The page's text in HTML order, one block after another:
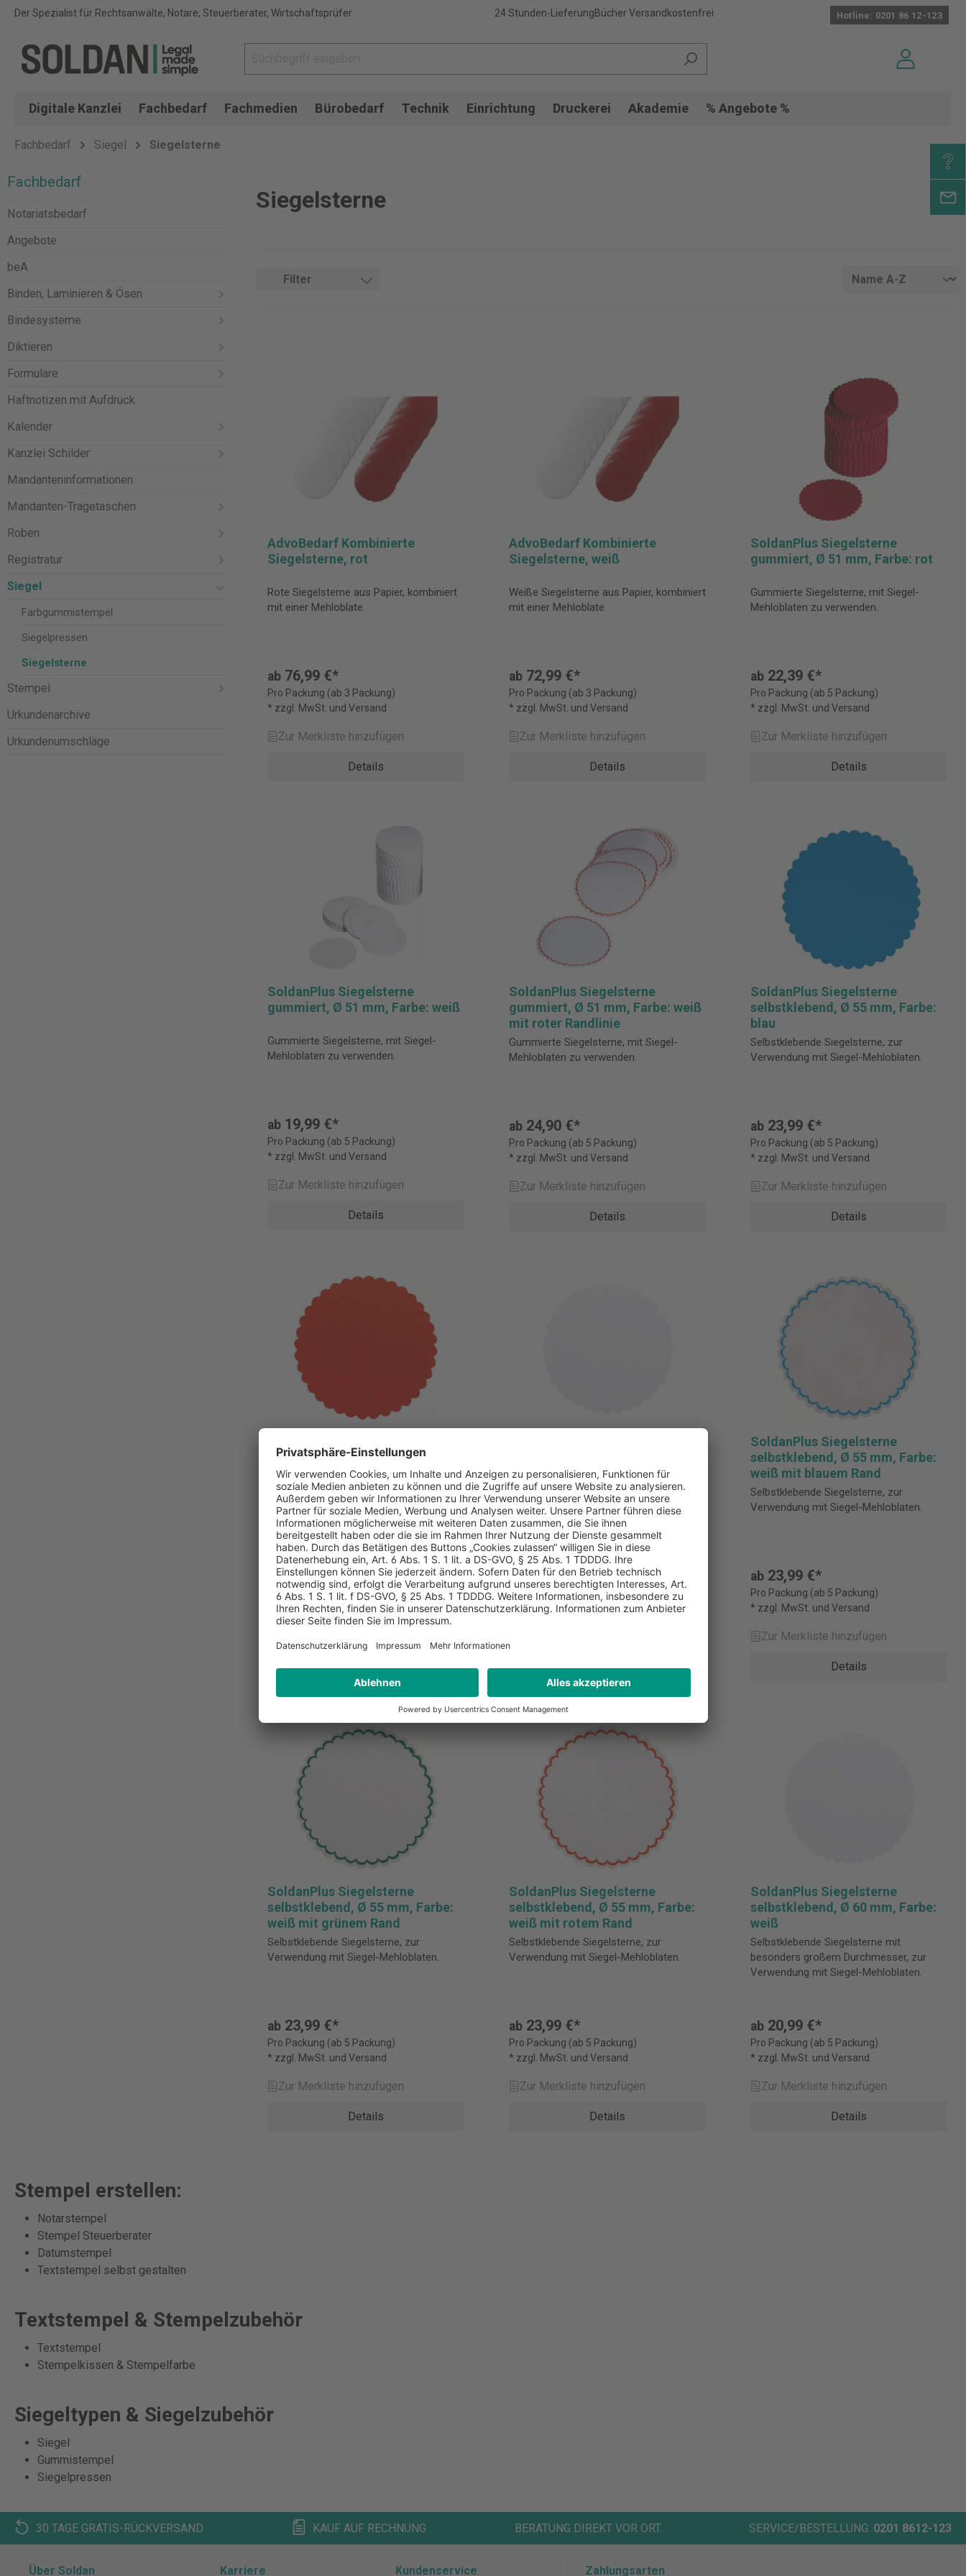
Der Spezialist für Rechtsanwälte, Notare, Steuerberater, Wirtschaftsprüfer 24 Stunden-LieferungBücher Versandkostenfrei Hotline: 0201 86 12-123
Digitale Kanzlei Fachbedarf Fachmedien Bürobedarf Technik Einrichtung Druckerei Akademie % Angebote %
Fachbedarf Siegel Siegelsterne
Fachbedarf
Notariatsbedarf
Angebote
beA
Binden, Laminieren & Ösen
Bindesysteme
Diktieren
Formulare
Haftnotizen mit Aufdruck
Kalender
Kanzlei Schilder
Mandanteninformationen
Mandanten-Tragetaschen
Roben
Registratur
Siegel
Farbgummistempel
Siegelpressen
Siegelsterne
Stempel
Urkundenarchive
Urkundenumschläge
Siegelsterne
Filter
AdvoBedarf Kombinierte
Siegelsterne, rot
Rote Siegelsterne aus Papier, kombiniert
mit einer Mehloblate.
ab 76,99 €*
Pro Packung (ab 3 Packung)
* zzgl. MwSt. und Versand
Zur Merkliste hinzufügen
Details
AdvoBedarf Kombinierte
Siegelsterne, weiß
Weiße Siegelsterne aus Papier, kombiniert
mit einer Mehloblate.
ab 72,99 €*
Pro Packung (ab 3 Packung)
* zzgl. MwSt. und Versand
Zur Merkliste hinzufügen
Details
SoldanPlus Siegelsterne
gummiert, Ø 51 mm, Farbe: rot
Gummierte Siegelsterne, mit Siegel-
Mehloblaten zu verwenden.
ab 22,39 €*
Pro Packung (ab 5 Packung)
* zzgl. MwSt. und Versand
Zur Merkliste hinzufügen
Details
SoldanPlus Siegelsterne
gummiert, Ø 51 mm, Farbe: weiß
Gummierte Siegelsterne, mit Siegel-
Mehloblaten zu verwenden.
ab 19,99 €*
Pro Packung (ab 5 Packung)
* zzgl. MwSt. und Versand
Zur Merkliste hinzufügen
Details
SoldanPlus Siegelsterne
gummiert, Ø 51 mm, Farbe: weiß
mit roter Randlinie
Gummierte Siegelsterne, mit Siegel-
Mehloblaten zu verwenden.
ab 24,90 €*
Pro Packung (ab 5 Packung)
* zzgl. MwSt. und Versand
Zur Merkliste hinzufügen
Details
SoldanPlus Siegelsterne
selbstklebend, Ø 55 mm, Farbe:
blau
Selbstklebende Siegelsterne, zur
Verwendung mit Siegel-Mehloblaten.
ab 23,99 €*
Pro Packung (ab 5 Packung)
* zzgl. MwSt. und Versand
Zur Merkliste hinzufügen
Details
selbstklebend, Ø 55 mm, Farbe:
rot
Selbstklebende Siegelsterne, zur
Verwendung mit Siegel-Mehloblaten.
ab25,59 €*
Pro Packung (ab 5 Packung)
* zzgl. MwSt. und Versand
Details
weiß
Selbstklebende Siegelsterne, zur
Verwendung mit Siegel-Mehloblaten.
ab23,99 €*
Pro Packung (ab 5 Packung)
* zzgl. MwSt. und Versand
Details
SoldanPlus Siegelsterne
selbstklebend, Ø 55 mm, Farbe:
weiß mit blauem Rand
Selbstklebende Siegelsterne, zur
Verwendung mit Siegel-Mehloblaten.
ab 23,99 €*
Pro Packung (ab 5 Packung)
* zzgl. MwSt. und Versand
Zur Merkliste hinzufügen
Details
SoldanPlus Siegelsterne
selbstklebend, Ø 55 mm, Farbe:
weiß mit grünem Rand
Selbstklebende Siegelsterne, zur
Verwendung mit Siegel-Mehloblaten.
ab 23,99 €*
Pro Packung (ab 5 Packung)
* zzgl. MwSt. und Versand
Zur Merkliste hinzufügen
Details
SoldanPlus Siegelsterne
selbstklebend, Ø 55 mm, Farbe:
weiß mit rotem Rand
Selbstklebende Siegelsterne, zur
Verwendung mit Siegel-Mehloblaten.
ab 23,99 €*
Pro Packung (ab 5 Packung)
* zzgl. MwSt. und Versand
Zur Merkliste hinzufügen
Details
SoldanPlus Siegelsterne
selbstklebend, Ø 60 mm, Farbe:
weiß
Selbstklebende Siegelsterne mit
besonders großem Durchmesser, zur
Verwendung mit Siegel-Mehloblaten.
ab 20,99 €*
Pro Packung (ab 5 Packung)
* zzgl. MwSt. und Versand
Zur Merkliste hinzufügen
Details
Stempel erstellen:
Notarstempel
Stempel Steuerberater
Datumstempel
Textstempel selbst gestalten
Textstempel & Stempelzubehör
Textstempel
Stempelkissen & Stempelfarbe
Siegeltypen & Siegelzubehör
Siegel
Gummistempel
Siegelpressen
30 TAGE GRATIS-RÜCKVERSAND KAUF AUF RECHNUNG BERATUNG DIREKT VOR ORT SERVICE/BESTELLUNG: 0201 8612-123
Über Soldan Karriere Kundenservice Zahlungsarten